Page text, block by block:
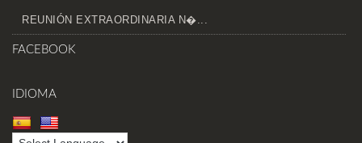
REUNIÓN EXTRAORDINARIA N�...
FACEBOOK
IDIOMA